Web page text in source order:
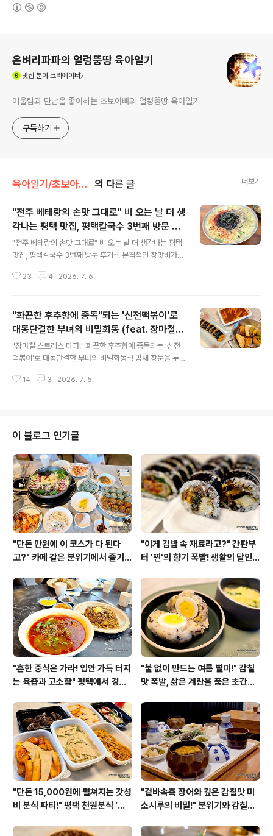
은벼리파파의 얼렁뚱땅 육아일기
맛집 분야 크리에이터
어울림과 만남을 좋아하는 초보아빠의 얼렁뚱땅 육아일기
구독하기
육아일기/초보아빠 : 맛집 의 다른 글 더보기
"전주 베테랑의 손맛 그대로" 비 오는 날 더 생
각나는 평택 맛집, 평택칼국수 3번째 방문 후
기~!
"전주 베테랑의 손맛 그대로" 비 오는 날 더 생각나는 평택
맛집, 평택칼국수 3번째 방문 후기~! 본격적인 장맛비가
맛비로 온 세상이 꿉꿉하고 습기로 가득했던 일요일 저녁
리까지 바삭한 튀김 요리가 간절해지기 마련입니다. 문득
머릿속을 스치는 맛에 고민 없이 차를 몰아 즉흥적으로 향
한 곳, 바로 저희 가족의 단골집인 ‘평택칼국수’입니다. 벌
써 세 번째 방문인데도 외관을 마주할 때마다 기분 좋은 설
렘이 밀려옵니다. 평택칼국수 평택칼국수 본점경기 평택시
이화로 134-31 영업시간은 오전 11시부터 저녁 9시까지
23 4 2026. 7. 6.
"화끈한 후추향에 중독"되는 '신전떡볶이'로
대동단결한 부녀의 비밀회동 (feat. 장마철
스트레스 타파)~!
"장마철 스트레스 타파!" 회끈한 후추향에 중독되는 '신전
떡볶이'로 대동단결한 부녀의 비밀회동~! 밤새 창문을 두
는 듯 비가 잠시 소강상태네요. 눅눅하고 습한 공기가 가득
이시 일탈' 이야기를 해보려고 합니다. 메뉴는 바로, 딸아이
가 입에 침이 마르도록 칭찬하는 '신전떡볶이'입니다! 아내
와 아들은 매운 음식을 잘 못 먹어서, 평소에는 아주 매운맛
을 즐기지는 못했거든요.하지만 며칠전에는 부녀만의 파티
를 열었습니다. 신전떡볶이 평택소사벌점 신전떡볶이 평택
소사벌점경기 평택..
14 3 2026. 7. 5.
이 블로그 인기글
"단돈 만원에 이 코스가 다 된다
고?" 카페 같은 분위기에서 즐기는
'만두, 요리가 되다'~!
"이게 김밥 속 재료라고?" 간판부
터 '찐'의 향기 폭발! 생활의 달인
다리김밥~!
"흔한 중식은 가라! 입안 가득 터지
는 육즙과 고소함" 평택에서 경험
평택점'
"불 없이 만드는 여름 별미!" 감칠
맛 폭발, 삶은 계란을 품은 초간단
들기~!
"단돈 15,000원에 펼쳐지는 갓성
비 분식 파티!" 평택 천원분식 ‘사
"겉바속촉 장어와 깊은 감칠맛 미
소시루의 비밀!" 분위기와 감칠맛
점'~!